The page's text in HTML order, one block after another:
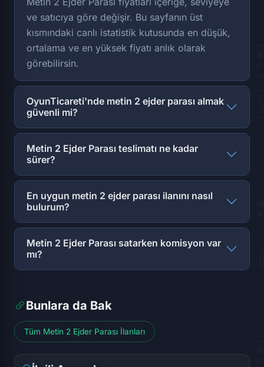
ve satıcıya göre değişir. Bu sayfanın üst
kısmındaki canlı istatistik kutusunda en düşük,
ortalama ve en yüksek fiyatı anlık olarak
görebilirsin.
OyunTicareti'nde metin 2 ejder parası almak
güvenli mi?
Metin 2 Ejder Parası teslimatı ne kadar
sürer?
En uygun metin 2 ejder parası ilanını nasıl
bulurum?
Metin 2 Ejder Parası satarken komisyon var
mı?
Bunlara da Bak
Tüm Metin 2 Ejder Parası İlanları